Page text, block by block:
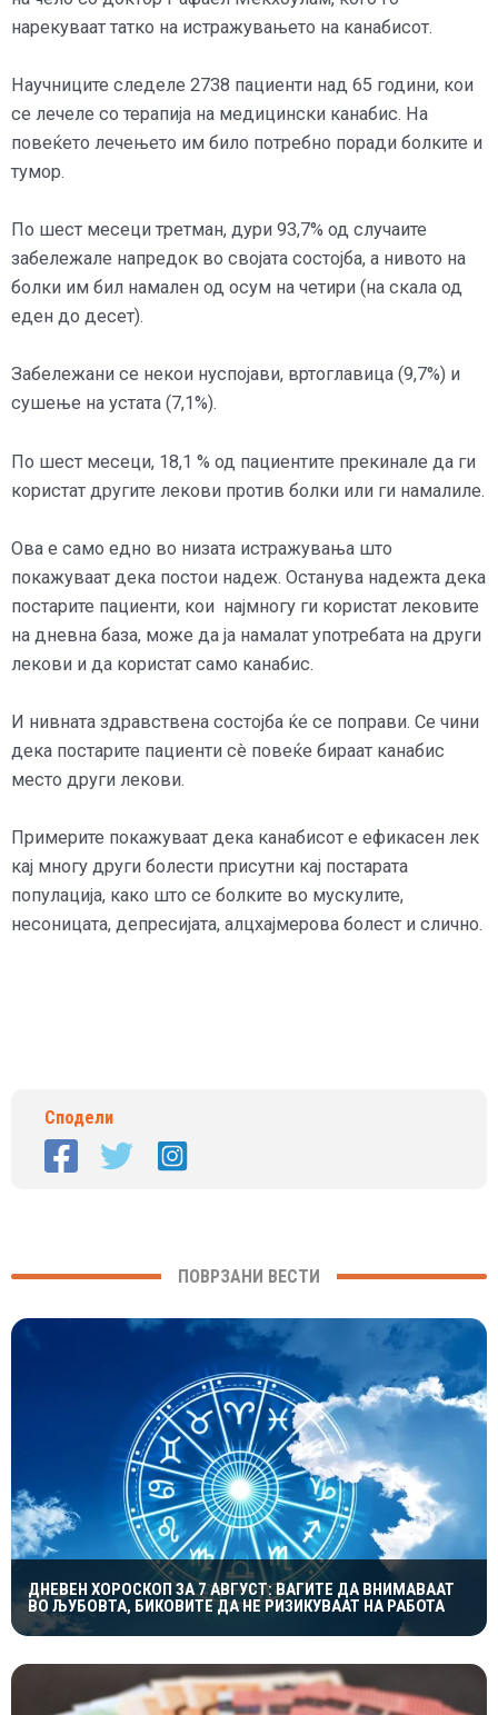
нарекуваат татко на истражувањето на канабисот.
Научниците следеле 2738 пациенти над 65 години, кои
се лечеле со терапија на медицински канабис. На
повеќето лечењето им било потребно поради болките и
тумор.
По шест месеци третман, дури 93,7% од случаите
забележале напредок во својата состојба, а нивото на
болки им бил намален од осум на четири (на скала од
еден до десет).
Забележани се некои нуспојави, вртоглавица (9,7%) и
сушење на устата (7,1%).
По шест месеци, 18,1 % од пациентите прекинале да ги
користат другите лекови против болки или ги намалиле.
Ова е само едно во низата истражувања што
покажуваат дека постои надеж. Останува надежта дека
постарите пациенти, кои најмногу ги користат лековите
на дневна база, може да ја намалат употребата на други
лекови и да користат само канабис.
И нивната здравствена состојба ќе се поправи. Се чини
дека постарите пациенти сè повеќе бираат канабис
место други лекови.
Примерите покажуваат дека канабисот е ефикасен лек
кај многу други болести присутни кај постарата
популација, како што се болките во мускулите,
несоницата, депресијата, алцхајмерова болест и слично.
Сподели
ПОВРЗАНИ ВЕСТИ
ДНЕВЕН ХОРОСКОП ЗА 7 АВГУСТ: ВАГИТЕ ДА ВНИМАВААТ
ВО ЉУБОВТА, БИКОВИТЕ ДА НЕ РИЗИКУВААТ НА РАБОТА